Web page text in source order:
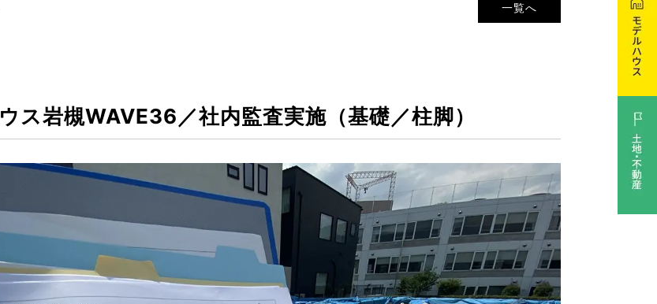
一覧へ
ス岩槻WAVE36／社内監査実施（基礎／柱脚）